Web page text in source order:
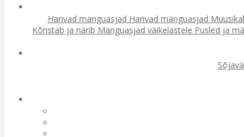
Harivad mänguasjad Harivad mänguasjad
Kõristab ja närib Mänguasjad väikelastele Pusled ja